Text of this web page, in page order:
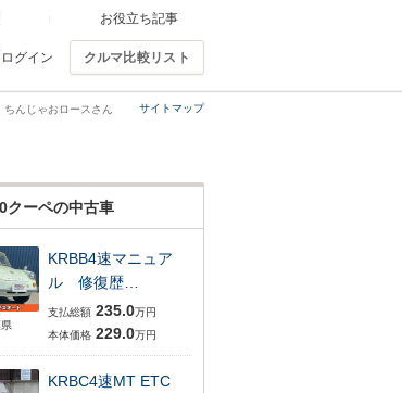
お役立ち記事
ログイン クルマ比較リスト
サイトマップ
んじゃおロースさん
クーペの中古車
KRBB4速マニュア
ル 修復歴…
支払総額 235.0万円
本体価格 229.0万円
KRBC4速MT ETC